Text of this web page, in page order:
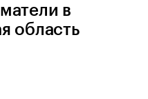
в
область